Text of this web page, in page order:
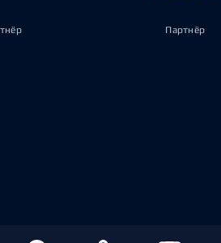
Партнёр